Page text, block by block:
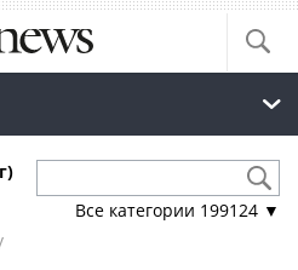
Все категории 199124 ▼